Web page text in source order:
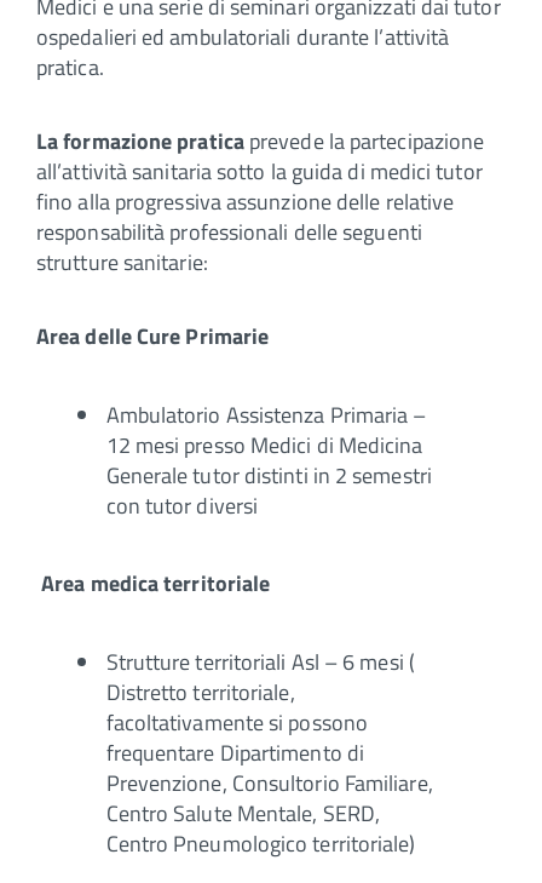
Medici e una serie di seminari organizzati dai tutor
ospedalieri ed ambulatoriali durante l’attività
pratica.
La formazione praticaprevede la partecipazione
all’attività sanitaria sotto la guida di medici tutor
fino alla progressiva assunzione delle relative
responsabilità professionali delle seguenti
strutture sanitarie:
Area delle Cure Primarie
Ambulatorio Assistenza Primaria –
12 mesi presso Medici di Medicina
Generale tutor distinti in 2 semestri
con tutor diversi
Area medica territoriale
Strutture territoriali Asl – 6 mesi (
Distretto territoriale,
facoltativamente si possono
frequentare Dipartimento di
Prevenzione, Consultorio Familiare,
Centro Salute Mentale, SERD,
Centro Pneumologico territoriale)